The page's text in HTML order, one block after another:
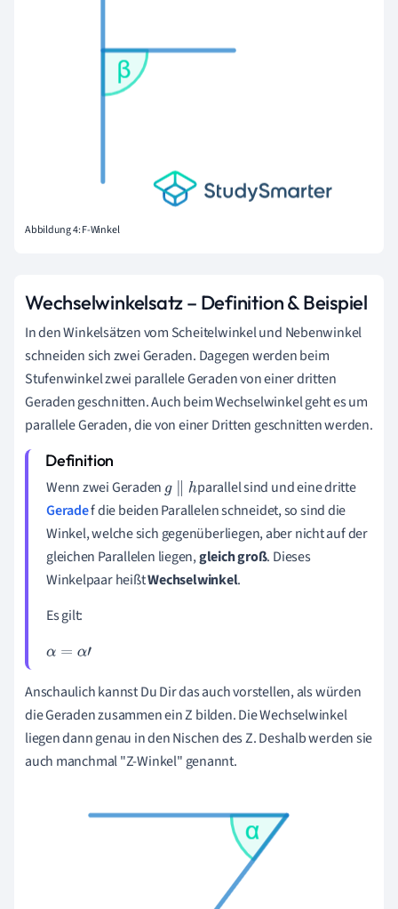
Abbildung 4: F-Winkel
Wechselwinkelsatz – Definition & Beispiel
In den Winkelsätzen vom Scheitelwinkel und Nebenwinkel
schneiden sich zwei Geraden. Dagegen werden beim
Stufenwinkel zwei parallele Geraden von einer dritten
Geraden geschnitten. Auch beim Wechselwinkel geht es um
parallele Geraden, die von einer Dritten geschnitten werden.
Wenn zwei Geradeng∥ parallelsind und eine dritte
Geradef die beiden Parallelen schneidet, so sind die
Winkel, welche sich gegenüberliegen, aber nicht auf der
gleichen Parallelen liegen,gleich groß. Dieses
Winkelpaar heißtWechselwinkel.
Es gilt:
α= α'
Anschaulich kannst Du Dir das auch vorstellen, als würden
die Geraden zusammen ein Z bilden. DieWechselwinkel
liegen dann genau in den Nischen des Z. Deshalb werden sie
auch manchmal"Z-Winkel" genannt.